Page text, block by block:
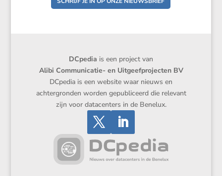
DCpedia is een project van
Alibi Communicatie- en Uitgeefprojecten BV
DCpedia is een website waar nieuws en
achtergronden worden gepubliceerd die relevant
zijn voor datacenters in de Benelux.